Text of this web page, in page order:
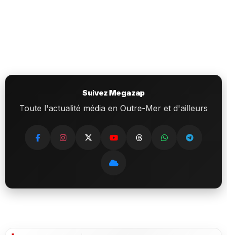
Suivez Megazap
Toute l'actualité média en Outre-Mer et d'ailleurs